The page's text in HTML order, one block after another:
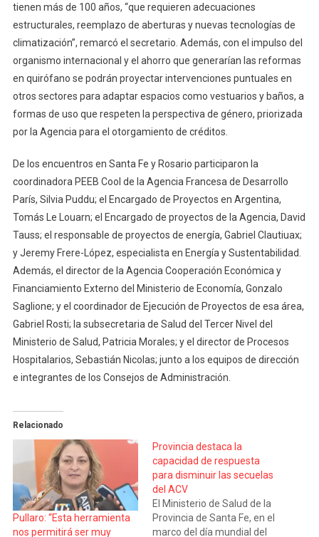
tienen más de 100 años, “que requieren adecuaciones
estructurales, reemplazo de aberturas y nuevas tecnologías de
climatización”, remarcó el secretario. Además, con el impulso del
organismo internacional y el ahorro que generarían las reformas
en quirófano se podrán proyectar intervenciones puntuales en
otros sectores para adaptar espacios como vestuarios y baños, a
formas de uso que respeten la perspectiva de género, priorizada
por la Agencia para el otorgamiento de créditos.
De los encuentros en Santa Fe y Rosario participaron la
coordinadora PEEB Cool de la Agencia Francesa de Desarrollo
París, Silvia Puddu; el Encargado de Proyectos en Argentina,
Tomás Le Louarn; el Encargado de proyectos de la Agencia, David
Tauss; el responsable de proyectos de energía, Gabriel Clautiuax;
y Jeremy Frere-López, especialista en Energía y Sustentabilidad.
Además, el director de la Agencia Cooperación Económica y
Financiamiento Externo del Ministerio de Economía, Gonzalo
Saglione; y el coordinador de Ejecución de Proyectos de esa área,
Gabriel Rosti; la subsecretaria de Salud del Tercer Nivel del
Ministerio de Salud, Patricia Morales; y el director de Procesos
Hospitalarios, Sebastián Nicolas; junto a los equipos de dirección
e integrantes de los Consejos de Administración.
Relacionado
Pullaro: “Esta herramienta
nos permitirá ser muy
Provincia destaca la
capacidad de respuesta
para disminuir las secuelas
del ACV
El Ministerio de Salud de la
Provincia de Santa Fe, en el
marco del día mundial del